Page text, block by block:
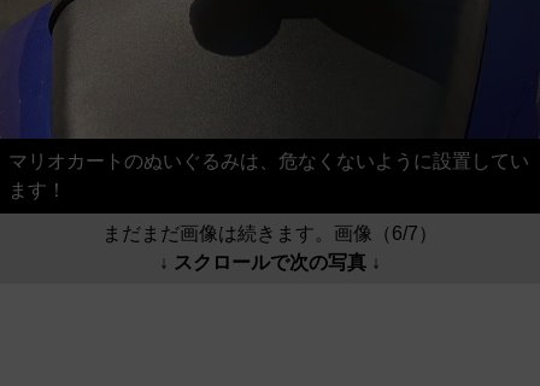
マリオカートのぬいぐるみは、危なくないように設置してい
ます！
まだまだ画像は続きます。画像（6/7）
↓ スクロールで次の写真 ↓